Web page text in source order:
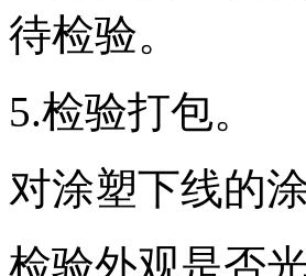
待检验。
5.检验打包。
对涂塑下线的
检验外观是否